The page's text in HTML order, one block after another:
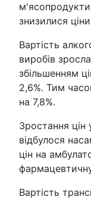
знизилися
Вартість
виробів
збільшенням
2,6%. Тим
на 7,8%.
Зростання цін
відбулося
цін на
Вартість